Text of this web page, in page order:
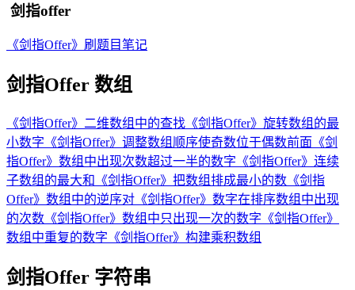
剑指offer
《剑指Offer》刷题目笔记
剑指Offer 数组
《剑指Offer》二维数组中的查找 《剑指Offer》旋转数组的最
小数字 《剑指Offer》调整数组顺序使奇数位于偶数前面 《剑
指Offer》数组中出现次数超过一半的数字 《剑指Offer》连续
子数组的最大和 《剑指Offer》把数组排成最小的数 《剑指
Offer》数组中的逆序对 《剑指Offer》数字在排序数组中出现
的次数 《剑指Offer》数组中只出现一次的数字 《剑指Offer》
数组中重复的数字 《剑指Offer》构建乘积数组
剑指Offer 字符串